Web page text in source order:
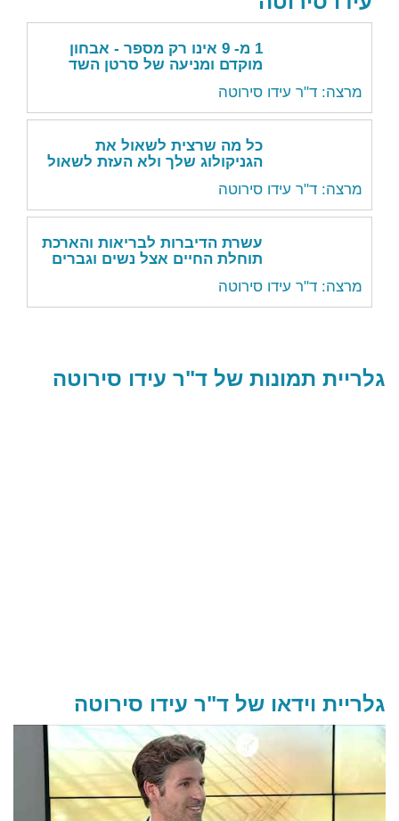
1 מ- 9 אינו רק מספר - אבחון
מוקדם ומניעה של סרטן השד
מרצה: ד"ר עידו סירוטה
כל מה שרצית לשאול את
הגניקולוג שלך ולא העזת לשאול
מרצה: ד"ר עידו סירוטה
עשרת הדיברות לבריאות והארכת
תוחלת החיים אצל נשים וגברים
מרצה: ד"ר עידו סירוטה
גלריית תמונות של ד"ר עידו סירוטה
גלריית וידאו של ד"ר עידו סירוטה